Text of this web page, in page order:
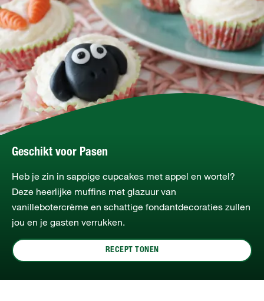
Geschikt voor Pasen
Heb je zin in sappige cupcakes met appel en wortel?
Deze heerlijke muffins met glazuur van
vanillebotercrème en schattige fondantdecoraties zullen
jou en je gasten verrukken.
RECEPT TONEN